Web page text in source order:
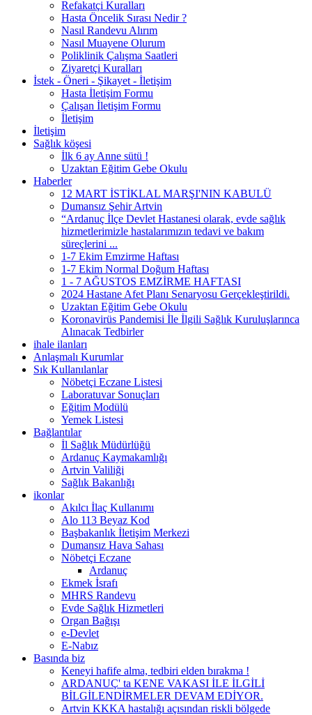
Refakatçi Kuralları
Hasta Öncelik Sırası Nedir ?
Nasıl Randevu Alırım
Nasıl Muayene Olurum
Poliklinik Çalışma Saatleri
Ziyaretçi Kuralları
İstek - Öneri - Şikayet - İletişim
Hasta İletişim Formu
Çalışan İletişim Formu
İletişim
İletişim
Sağlık köşesi
İlk 6 ay Anne sütü !
Uzaktan Eğitim Gebe Okulu
Haberler
12 MART İSTİKLAL MARŞI'NIN KABULÜ
Dumansız Şehir Artvin
“Ardanuç İlçe Devlet Hastanesi olarak, evde sağlık
hizmetlerimizle hastalarımızın tedavi ve bakım
süreçlerini ...
1-7 Ekim Emzirme Haftası
1-7 Ekim Normal Doğum Haftası
1 - 7 AĞUSTOS EMZİRME HAFTASI
2024 Hastane Afet Planı Senaryosu Gerçekleştirildi.
Uzaktan Eğitim Gebe Okulu
Koronavirüs Pandemisi İle İlgili Sağlık Kuruluşlarınca
Alınacak Tedbirler
ihale ilanları
Anlaşmalı Kurumlar
Sık Kullanılanlar
Nöbetçi Eczane Listesi
Laboratuvar Sonuçları
Eğitim Modülü
Yemek Listesi
Bağlantılar
İl Sağlık Müdürlüğü
Ardanuç Kaymakamlığı
Artvin Valiliği
Sağlık Bakanlığı
ikonlar
Akılcı İlaç Kullanımı
Alo 113 Beyaz Kod
Başbakanlık İletişim Merkezi
Dumansız Hava Sahası
Nöbetçi Eczane
Ardanuç
Ekmek İsrafı
MHRS Randevu
Evde Sağlık Hizmetleri
Organ Bağışı
e-Devlet
E-Nabız
Basında biz
Keneyi hafife alma, tedbiri elden bırakma !
ARDANUÇ' ta KENE VAKASI İLE İLGİLİ
BİLGİLENDİRMELER DEVAM EDİYOR.
Artvin KKKA hastalığı açısından riskli bölgede